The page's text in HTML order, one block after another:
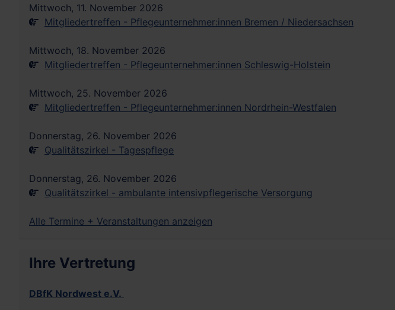
Mittwoch, 11. November 2026
Mitgliedertreffen - Pflegeunternehmer:innen Bremen / Niedersachsen
Mittwoch, 18. November 2026
Mitgliedertreffen - Pflegeunternehmer:innen Schleswig-Holstein
Mittwoch, 25. November 2026
Mitgliedertreffen - Pflegeunternehmer:innen Nordrhein-Westfalen
Donnerstag, 26. November 2026
Qualitätszirkel - Tagespflege
Donnerstag, 26. November 2026
Qualitätszirkel - ambulante intensivpflegerische Versorgung
Alle Termine + Veranstaltungen anzeigen
Ihre Vertretung
DBfK Nordwest e.V.